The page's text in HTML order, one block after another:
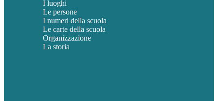
I luoghi
Le persone
I numeri della scuola
Le carte della scuola
Organizzazione
La storia